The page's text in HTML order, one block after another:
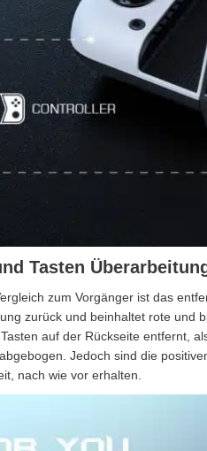
Tasten
zum Vorgänger ist das
zurück und beinhaltet rote und
auf der Rückseite entfernt,
Jedoch sind die
nach wie vor erhalten.